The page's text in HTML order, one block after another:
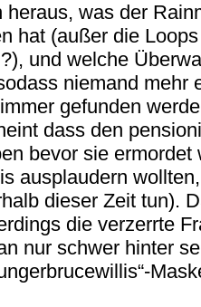
was der
hat (außer die
und welche
niemand mehr
gefunden
dass den
bevor sie ermordet
ausplaudern
dieser Zeit tun).
die verzerrte
nur schwer hinter